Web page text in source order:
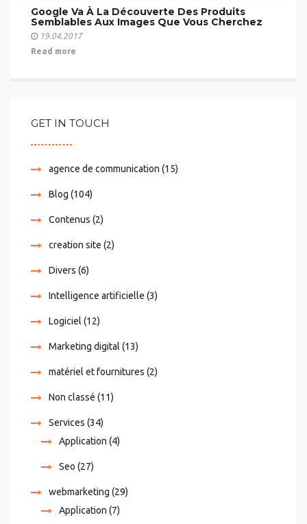
Google Va À La Découverte Des Produits
Semblables Aux Images Que Vous Cherchez
19.04.2017
Read more
GET IN TOUCH
agence de communication (15)
Blog (104)
Contenus (2)
creation site (2)
Divers (6)
Intelligence artificielle (3)
Logiciel (12)
Marketing digital (13)
matériel et fournitures (2)
Non classé (11)
Services (34)
Application (4)
Seo (27)
webmarketing (29)
Application (7)